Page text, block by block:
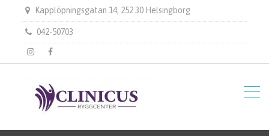
Kapplöpningsgatan 14, 252 30 Helsingborg
042-50703
instagramFacebook